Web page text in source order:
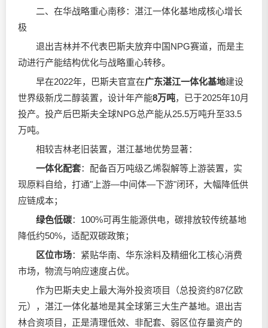
二、在华战略重心南移：湛江一体化基地成核心增长
极
退出吉林并不代表巴斯夫放弃中国NPG赛道，而是主
动进行产能结构优化与战略重心转移。
早在2022年，巴斯夫官宣在广东湛江一体化基地建设
世界级新戊二醇装置，设计年产能8万吨，已于2025年10月
投产。投产后巴斯夫全球NPG总产能从25.5万吨升至33.5
万吨。
相较吉林老旧装置，湛江基地优势显著：
一体化配套：配备百万吨级乙烯裂解等上游装置，实
现原料自给，打通"上游—中间体—下游"闭环，大幅降低供
应链成本；
绿色低碳：100%可再生能源供电，碳排放较传统基地
降低约50%，适配双碳政策；
区位市场：紧贴华南、华东涂料及精细化工核心消费
市场，物流与响应速度占优。
作为巴斯夫史上最大海外投资项目（总投资约87亿欧
元），湛江一体化基地是其全球第三大生产基地。退出吉
林合资项目，正是清理低效、非配套、弱区位存量资产的